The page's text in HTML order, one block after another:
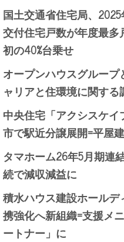
国土交通省住宅局、
交付住宅戸数が年度最
初の40%台乗せ
オープンハウスグループ
ャリアと住環境に関する
中央住宅「アクシスケ
市で駅近分譲展開=平屋
タマホーム26年5月期連
続で減収減益に
積水ハウス建設ホール
携強化へ新組織=支援メ
ートナー」に